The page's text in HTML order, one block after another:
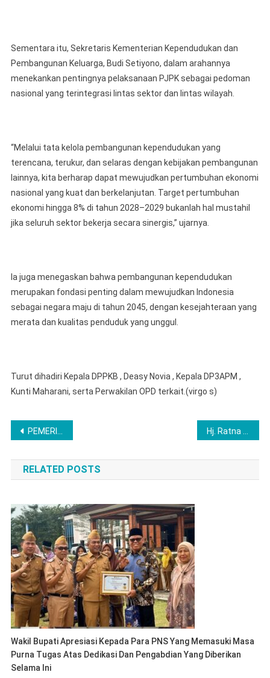
Sementara itu, Sekretaris Kementerian Kependudukan dan
Pembangunan Keluarga, Budi Setiyono, dalam arahannya
menekankan pentingnya pelaksanaan PJPK sebagai pedoman
nasional yang terintegrasi lintas sektor dan lintas wilayah.
“Melalui tata kelola pembangunan kependudukan yang
terencana, terukur, dan selaras dengan kebijakan pembangunan
lainnya, kita berharap dapat mewujudkan pertumbuhan ekonomi
nasional yang kuat dan berkelanjutan. Target pertumbuhan
ekonomi hingga 8% di tahun 2028–2029 bukanlah hal mustahil
jika seluruh sektor bekerja secara sinergis,” ujarnya.
Ia juga menegaskan bahwa pembangunan kependudukan
merupakan fondasi penting dalam mewujudkan Indonesia
sebagai negara maju di tahun 2045, dengan kesejahteraan yang
merata dan kualitas penduduk yang unggul.
Turut dihadiri Kepala DPPKB , Deasy Novia , Kepala DP3APM ,
Kunti Maharani, serta Perwakilan OPD terkait.(virgo s)
Post
navigation
PEMERINTAH KABUPATEN PESISIR BARAT GELAR RAKOR PENETAPAN GIAT 100 HARI PENGABDIAN BUPATI DAN WAKIL BUPATI KEPADA MASYARAKAT
RELATED POSTS
Wakil Bupati Apresiasi Kepada Para PNS Yang Memasuki Masa
Purna Tugas Atas Dedikasi Dan Pengabdian Yang Diberikan
Selama Ini